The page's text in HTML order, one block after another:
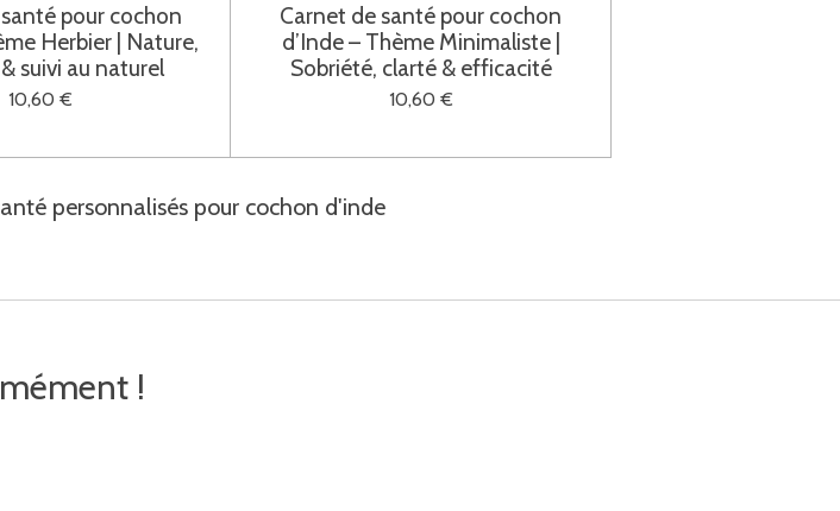
pour cochon
Herbier | Nature,
suivi au naturel
10,60 €
Carnet de santé pour cochon
d’Inde – Thème Minimaliste |
Sobriété, clarté & efficacité
10,60 €
personnalisés pour cochon d'inde
!